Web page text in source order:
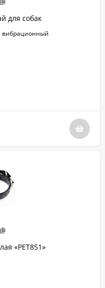
для собак
вибрационный
«PET851»